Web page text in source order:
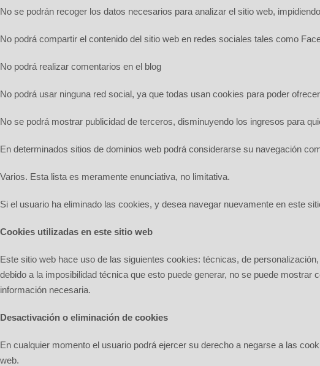
No se podrán recoger los datos necesarios para analizar el sitio web,
No podrá compartir el contenido del sitio web en redes sociales tales como
No podrá realizar comentarios en el blog
No podrá usar ninguna red social, ya que todas usan cookies para poder
No se podrá mostrar publicidad de terceros, disminuyendo los ingresos para
En determinados sitios de dominios web podrá considerarse su navegación
Varios. Esta lista es meramente enunciativa, no limitativa.
Si el usuario ha eliminado las cookies, y desea navegar nuevamente en este
Cookies utilizadas en este sitio web
Este sitio web hace uso de las siguientes cookies: técnicas, de
debido a la imposibilidad técnica que esto puede generar, no se puede
información necesaria.
Desactivación o eliminación de cookies
En cualquier momento el usuario podrá ejercer su derecho a negarse a las
web.